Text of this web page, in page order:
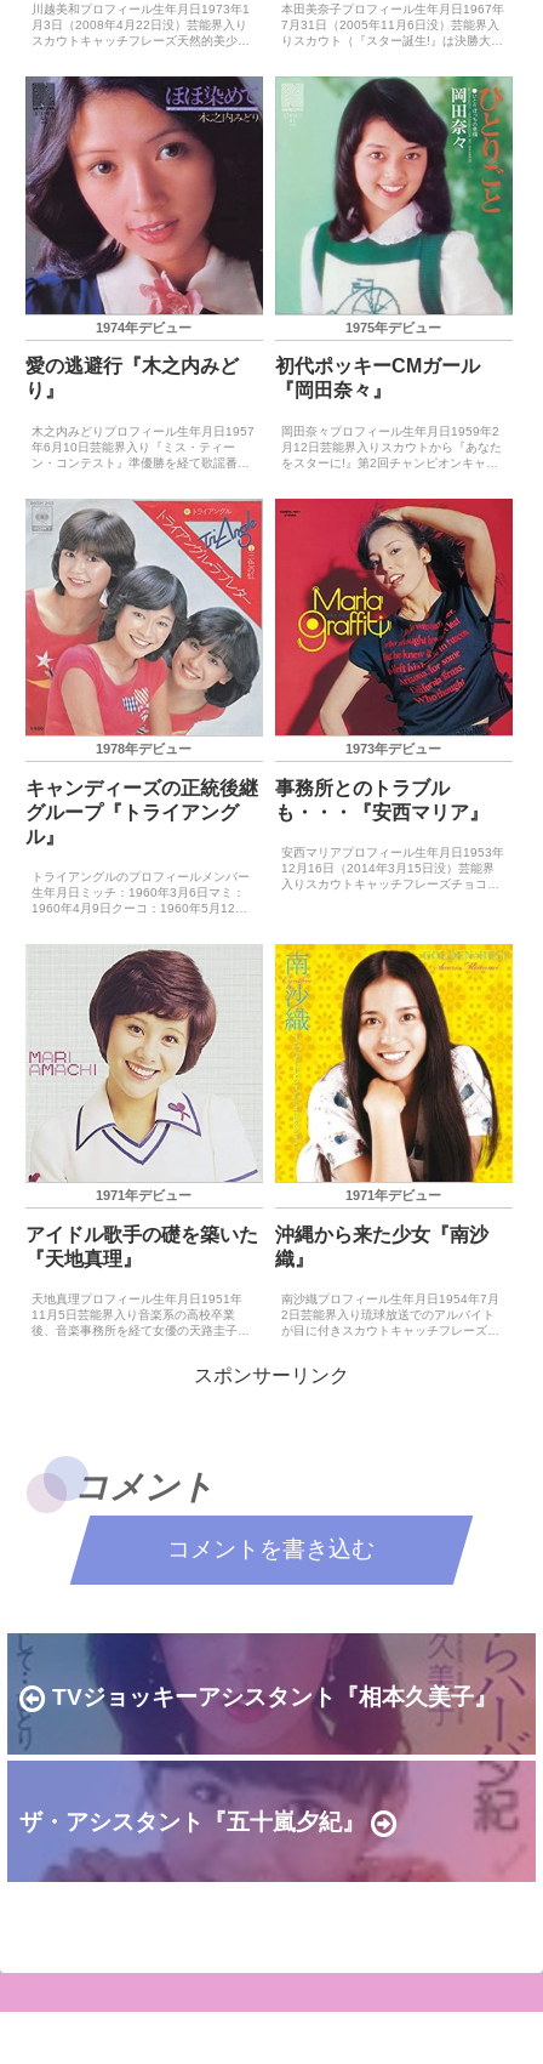
川越美和プロフィール生年月日1973年1
月3日（2008年4月22日没）芸能界入り
スカウトキャッチフレーズ天然的美少女
（最優秀新人賞）－主要音楽祭受賞歴
（...
本田美奈子プロフィール生年月日1967年
7月31日（2005年11月6日没）芸能界入
りスカウト（『スター誕生!』は決勝大会
デビュー1985年4月20日（殺意のバカン
ス...
1974年デビュー
愛の逃避行『木之内みど
り』
木之内みどりプロフィール生年月日1957
年6月10日芸能界入り『ミス・ティー
ン・コンテスト』準優勝を経て歌謡番組
め）主要音楽祭受賞歴（最優秀新人賞）
－主要音楽祭受賞...
1975年デビュー
初代ポッキーCMガール
『岡田奈々』
岡田奈々プロフィール生年月日1959年2
月12日芸能界入りスカウトから『あなた
をスターに!』第2回チャンピオンキャッ
（最優秀新人賞）－主要音楽祭受賞歴
（大賞）－ゴ...
1978年デビュー
キャンディーズの正統後継
グループ『トライアング
ル』
トライアングルのプロフィールメンバー
生年月日ミッチ：1960年3月6日マミ：
1960年4月9日クーコ：1960年5月12日
楽学院出身キャッチフレーズ－レコード
1973年デビュー
事務所とのトラブル
も・・・『安西マリア』
安西マリアプロフィール生年月日1953年
12月16日（2014年3月15日没）芸能界
入りスカウトキャッチフレーズチョコレ
（大賞）－ゴ...
1971年デビュー
アイドル歌手の礎を築いた
『天地真理』
天地真理プロフィール生年月日1951年
11月5日芸能界入り音楽系の高校卒業
後、音楽事務所を経て女優の天路圭子に
コードデビュー1971年10月1日（水色の
1971年デビュー
沖縄から来た少女『南沙
織』
南沙織プロフィール生年月日1954年7月
2日芸能界入り琉球放送でのアルバイト
が目に付きスカウトキャッチフレーズソ
秀新人賞）1971年日本歌謡大賞放送音楽
スポンサーリンク
コメント
コメントを書き込む
TVジョッキーアシスタント『相本久美子』
ザ・アシスタント『五十嵐夕紀』